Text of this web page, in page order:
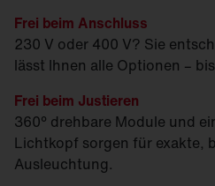
Frei beim Anschluss
230 V oder 400 V? Sie
lässt Ihnen alle Optionen –
Frei beim Justieren
360° drehbare Module und
Lichtkopf sorgen für exakte,
Ausleuchtung.